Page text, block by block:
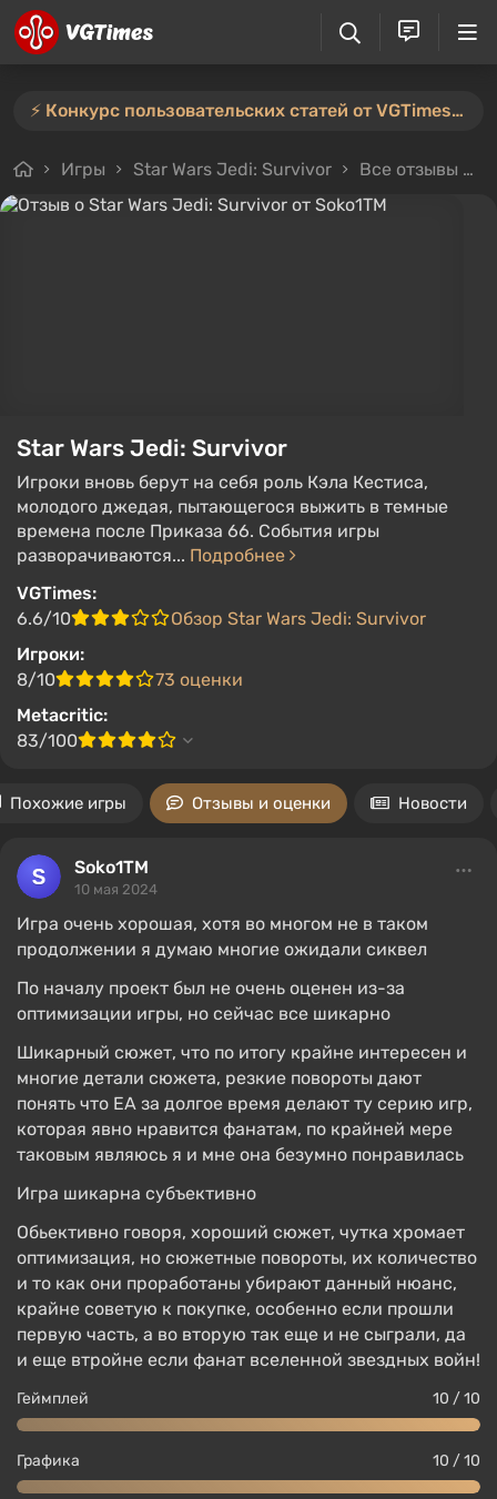
⚡️ Конкурс пользовательских статей от VGTimes продлён — участвуйте тут ⚡️
Игры Star Wars Jedi: Survivor Все отзывы
Star Wars Jedi: Survivor
Игроки вновь берут на себя роль Кэла Кестиса,
молодого джедая, пытающегося выжить в темные
времена после Приказа 66. События игры
разворачиваются... Подробнее
VGTimes:
6.6/10
Обзор Star Wars Jedi: Survivor
Игроки:
8/10
73 оценки
Metacritic:
83/100
Похожие игры Отзывы и оценки Новости
Soko1TM
10 мая 2024
Игра очень хорошая, хотя во многом не в таком
продолжении я думаю многие ожидали сиквел
По началу проект был не очень оценен из-за
оптимизации игры, но сейчас все шикарно
Шикарный сюжет, что по итогу крайне интересен и
многие детали сюжета, резкие повороты дают
понять что EA за долгое время делают ту серию игр,
которая явно нравится фанатам, по крайней мере
таковым являюсь я и мне она безумно понравилась
Игра шикарна субъективно
Обьективно говоря, хороший сюжет, чутка хромает
оптимизация, но сюжетные повороты, их количество
и то как они проработаны убирают данный нюанс,
крайне советую к покупке, особенно если прошли
первую часть, а во вторую так еще и не сыграли, да
и еще втройне если фанат вселенной звездных войн!
Геймплей 10 / 10
Графика 10 / 10